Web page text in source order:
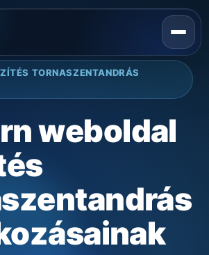
TORNASZENTANDRÁS
weboldal